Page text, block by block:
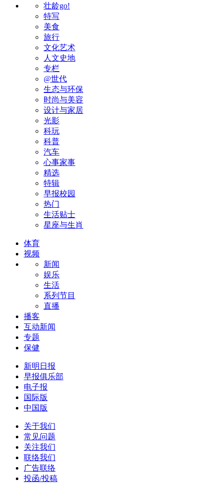
壮龄go!
特写
美食
旅行
文化艺术
人文史地
专栏
@世代
生态与环保
时尚与美容
设计与家居
光影
科玩
科普
汽车
心事家事
精选
特辑
早报校园
热门
生活贴士
星座与生肖
体育
视频
新闻
娱乐
生活
系列节目
直播
播客
互动新闻
专题
保健
新明日报
早报俱乐部
电子报
国际版
中国版
关于我们
常见问题
关注我们
联络我们
广告联络
投函/投稿